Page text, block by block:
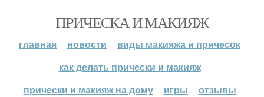
ПРИЧЕСКА И МАКИЯЖ
главная новости
виды макияжа и причесок
как делать прически и макияж
прически и макияж на дому
игры отзывы